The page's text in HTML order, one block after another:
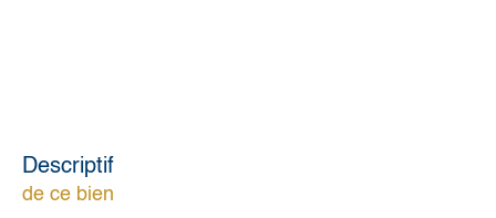
descriptif
de ce bien